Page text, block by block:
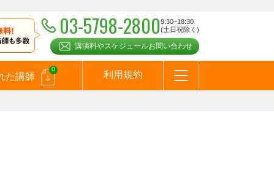
03-5798-28009:30~18:30
(土日祝除く)
講演料やスケジュールお問い合わせ
た講師
0
利用規約